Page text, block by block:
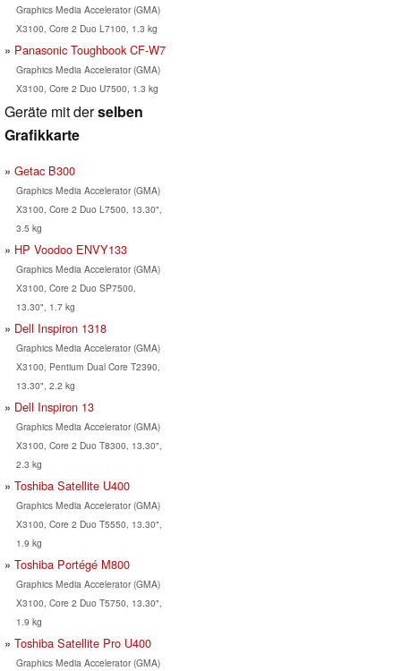
Graphics Media Accelerator (GMA)
X3100, Core 2 Duo L7100, 1.3 kg
Panasonic Toughbook CF-W7
Graphics Media Accelerator (GMA)
X3100, Core 2 Duo U7500, 1.3 kg
Geräte mit derselben
Grafikkarte
Getac B300
Graphics Media Accelerator (GMA)
X3100, Core 2 Duo L7500, 13.30",
3.5 kg
HP Voodoo ENVY133
Graphics Media Accelerator (GMA)
X3100, Core 2 Duo SP7500,
13.30", 1.7 kg
Dell Inspiron 1318
Graphics Media Accelerator (GMA)
X3100, Pentium Dual Core T2390,
13.30", 2.2 kg
Dell Inspiron 13
Graphics Media Accelerator (GMA)
X3100, Core 2 Duo T8300, 13.30",
2.3 kg
Toshiba Satellite U400
Graphics Media Accelerator (GMA)
X3100, Core 2 Duo T5550, 13.30",
1.9 kg
Toshiba Portégé M800
Graphics Media Accelerator (GMA)
X3100, Core 2 Duo T5750, 13.30",
1.9 kg
Toshiba Satellite Pro U400
Graphics Media Accelerator (GMA)